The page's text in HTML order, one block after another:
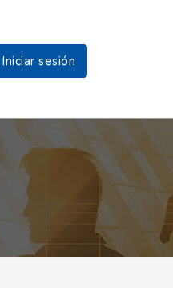
Iniciar sesión